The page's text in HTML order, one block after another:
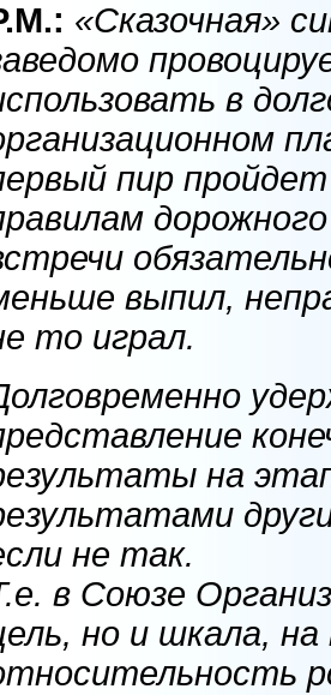
«Сказочная»
в
пир
выпил,
то играл.
на
не так.
в Союзе
но и шкала,